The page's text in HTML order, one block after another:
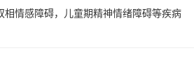
相情感障碍，儿童期精神情绪障碍等疾病